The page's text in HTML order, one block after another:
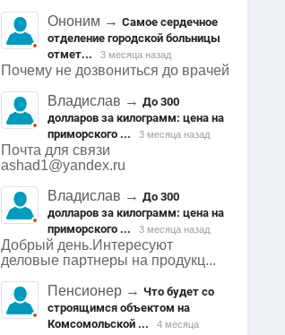
Ононим →Самое сердечное
отделение городской больницы
отмет...
3 месяца назад
Почему не дозвониться до врачей
Владислав →До 300
долларов за килограмм: цена на
приморского ...
3 месяца назад
Почта для связи
ashad1@yandex.ru
Владислав →До 300
долларов за килограмм: цена на
приморского ...
3 месяца назад
Добрый день.Интересуют
деловые партнеры на продукц...
Пенсионер →Что будет со
строящимся объектом на
Комсомольской ...
4 месяца